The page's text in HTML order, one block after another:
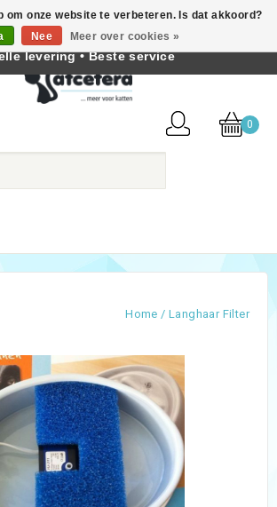
Nederlands
0
Home / Langhaar Filter
om onze website te verbeteren. Is dat akkoord?
Nee Meer over cookies »
katten • Kennis van kattengedrag •
levering • Beste service